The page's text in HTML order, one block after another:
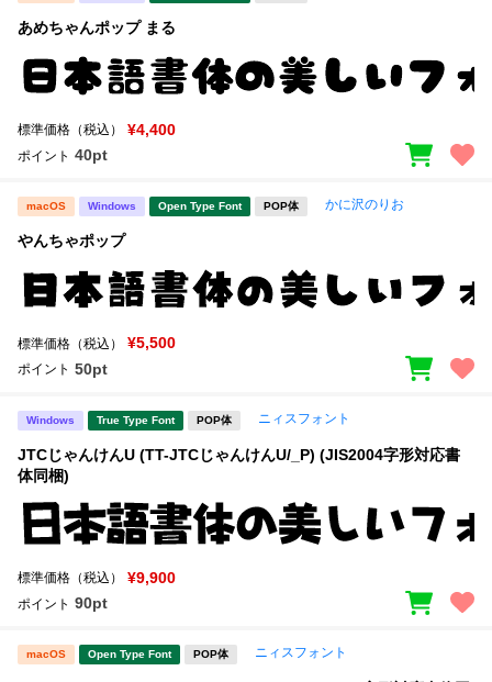
あめちゃんポップ まる
標準価格（税込） ¥4,400
ポイント 40pt
macOS Windows Open Type Font POP体 かに沢のりお
やんちゃポップ
標準価格（税込） ¥5,500
ポイント 50pt
Windows True Type Font POP体 ニィスフォント
JTCじゃんけんU (TT-JTCじゃんけんU/_P) (JIS2004字形対応書
体同梱)
標準価格（税込） ¥9,900
ポイント 90pt
macOS Open Type Font POP体 ニィスフォント